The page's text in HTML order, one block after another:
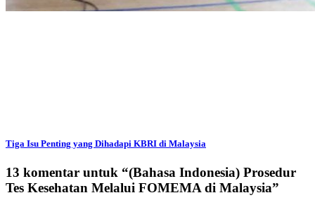
Tiga Isu Penting yang Dihadapi KBRI di Malaysia
13 komentar untuk “(Bahasa Indonesia) Prosedur
Tes Kesehatan Melalui FOMEMA di Malaysia”